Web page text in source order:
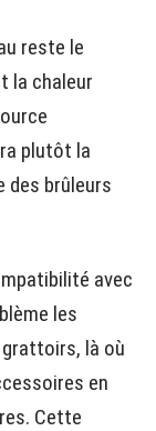
reste le
la chaleur
plutôt la
des brûleurs
avec
les
là où
en
Cette